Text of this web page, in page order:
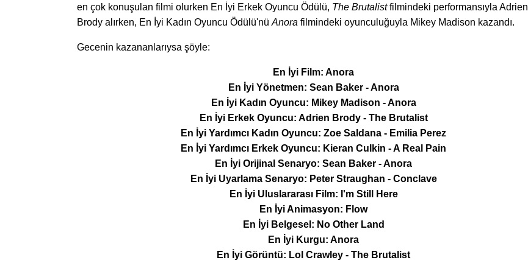
en çok konuşulan filmi olurken En İyi Erkek Oyuncu Ödülü, The Brutalistfilmindeki performansıyla Adrien
Brody alırken, En İyi Kadın Oyuncu Ödülü'nü Anora filmindeki oyunculuğuyla Mikey Madison kazandı.
Gecenin kazananlarıysa şöyle:
En İyi Film: Anora
En İyi Yönetmen: Sean Baker - Anora
En İyi Kadın Oyuncu: Mikey Madison - Anora
En İyi Erkek Oyuncu: Adrien Brody - The Brutalist
En İyi Yardımcı Kadın Oyuncu: Zoe Saldana - Emilia Perez
En İyi Yardımcı Erkek Oyuncu: Kieran Culkin - A Real Pain
En İyi Orijinal Senaryo: Sean Baker - Anora
En İyi Uyarlama Senaryo: Peter Straughan - Conclave
En İyi Uluslararası Film: I'm Still Here
En İyi Animasyon: Flow
En İyi Belgesel: No Other Land
En İyi Kurgu: Anora
En İyi Görüntü: Lol Crawley - The Brutalist